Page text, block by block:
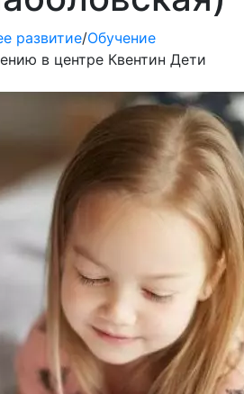
развитие/Обучение
в центре Квентин Дети